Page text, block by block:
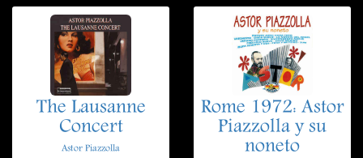
The Lausanne
Concert
Astor Piazzolla
Rome 1972: Astor
Piazzolla y su
noneto